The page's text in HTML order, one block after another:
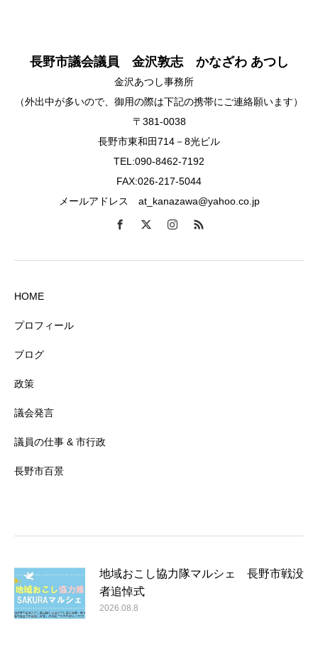
長野市議会議員 金沢敦志 かなざわ あつし
金沢あつし事務所
（外出中が多いので、御用の際は下記の携帯にご連絡願います）
〒381-0038
長野市東和田714－8光ビル
TEL:090-8462-7192
FAX:026-217-5044
メールアドレス at_kanazawa@yahoo.co.jp
HOME
プロフィール
ブログ
政策
議会発言
議員の仕事 & 市行政
長野市百景
地域おこし協力隊マルシェ 長野市戦没
者追悼式
2026.08.8